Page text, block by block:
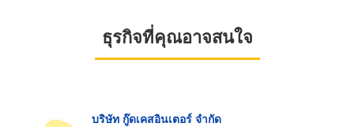
ธุรกิจที่คุณอาจสนใจ
บริษัท กู๊ดเคสอินเตอร์ จำกัด